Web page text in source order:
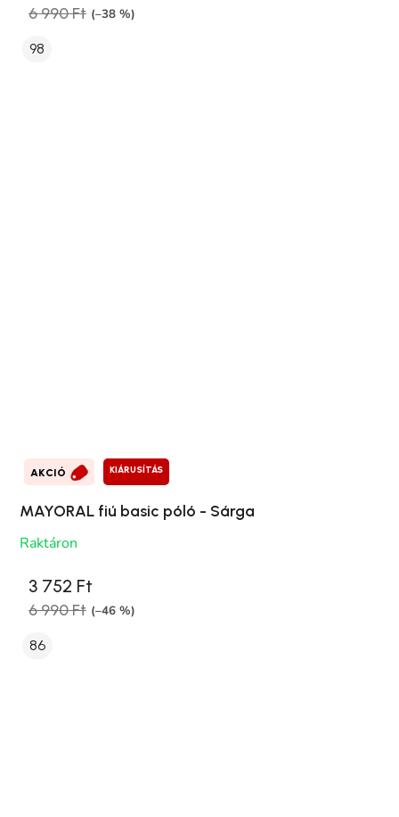
6 990 Ft (–38 %)
98
AKCIÓ KIÁRUSÍTÁS
MAYORAL fiú basic póló - Sárga
Raktáron
3 752 Ft
6 990 Ft (–46 %)
86